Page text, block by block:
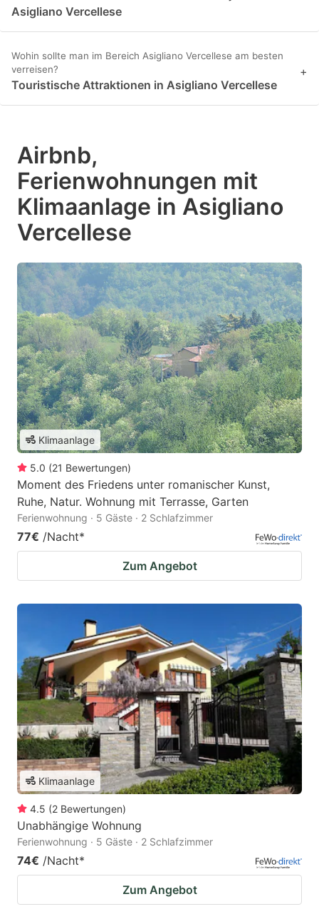
Asigliano Vercellese
Wohin sollte man im Bereich Asigliano Vercellese am besten
verreisen?
Touristische Attraktionen in Asigliano Vercellese
+
Airbnb,
Ferienwohnungen mit
Klimaanlage in Asigliano
Vercellese
Klimaanlage
5.0 (21 Bewertungen)
Moment des Friedens unter romanischer Kunst,
Ruhe, Natur. Wohnung mit Terrasse, Garten
Ferienwohnung · 5 Gäste · 2 Schlafzimmer
77€ /Nacht*
Zum Angebot
Klimaanlage
4.5 (2 Bewertungen)
Unabhängige Wohnung
Ferienwohnung · 5 Gäste · 2 Schlafzimmer
74€ /Nacht*
Zum Angebot